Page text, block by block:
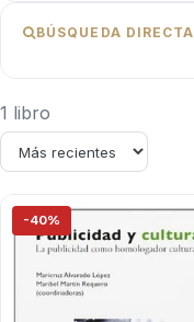
BÚSQUEDA DIRECTA
1 libro
-40%